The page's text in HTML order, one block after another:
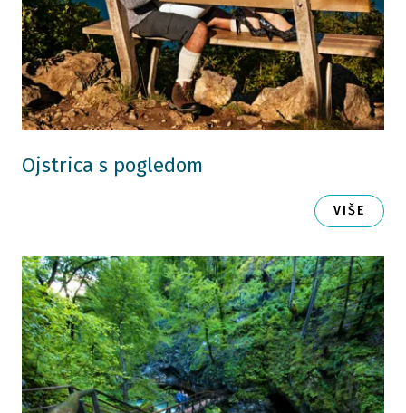
Ojstrica s pogledom
VIŠE